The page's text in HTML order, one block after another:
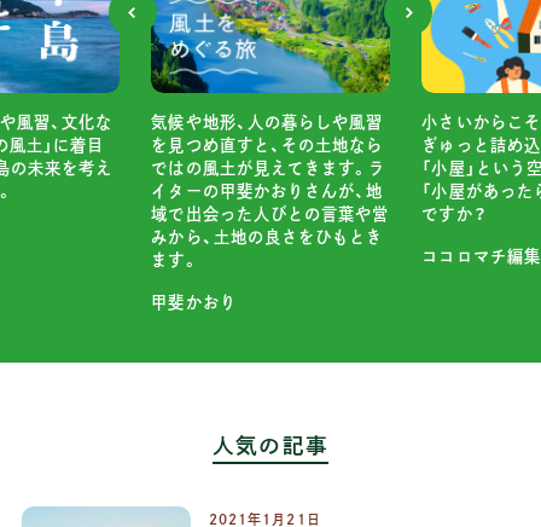
暮らしや風習
その土地なら
てきます。ラ
りさんが、地
小さいからこそ、自分の理想を
ぎゅっと詰め込むことも簡単な
「小屋」という空間。 あなたは
「小屋があったら」何をしたい
ですか？
ココロマチ編集部
昔ながらの風
どが残る「半島
し、そこから
ていく連載です
人気の記事
2021年1 月 21
日